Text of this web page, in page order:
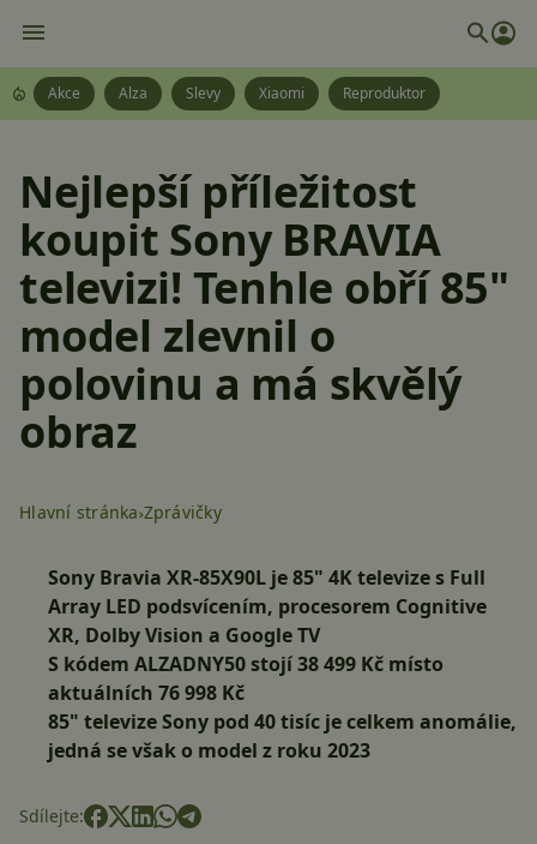
Akce Alza Slevy Xiaomi Reproduktor
Nejlepší příležitost
koupit Sony BRAVIA
televizi! Tenhle obří 85"
model zlevnil o
polovinu a má skvělý
obraz
Hlavní stránka Zprávičky
Sony Bravia XR-85X90L je 85" 4K televize s Full
Array LED podsvícením, procesorem Cognitive
XR, Dolby Vision a Google TV
S kódem ALZADNY50stojí38 499 Kč místo
aktuálních 76 998 Kč
85" televize Sony pod 40 tisíc je celkem anomálie,
jedná se však o model z roku 2023
Sdílejte: